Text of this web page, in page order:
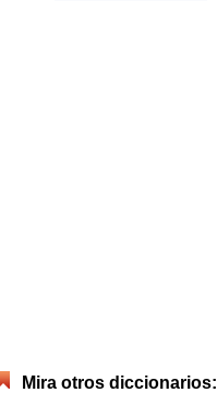
Mira otros diccionarios: